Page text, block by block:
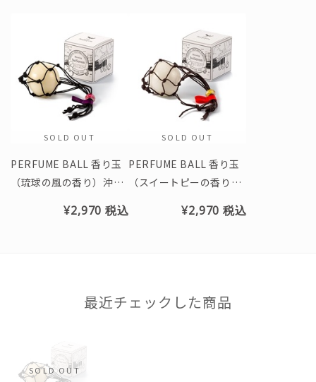
※使用状況によって異なります。
●使用方法
クローゼットや玄関、お部屋などに吊るしてご使用ください。
クローゼットでご使用する際は、油性成分の着色の付着を防ぐ
ため、衣類に直接触れないようにご使用ください。
※車内ではお使いいただけません。
SOLD OUT
PERFUME BALL 香り玉
（琉球の風の香り）沖縄
商品 ※トンボ玉の色は
¥2,970税込
SOLD OUT
PERFUME BALL 香り玉
（スイートピーの香り）
び頂けません
¥2,970税込
最近チェックした商品
SOLD OUT